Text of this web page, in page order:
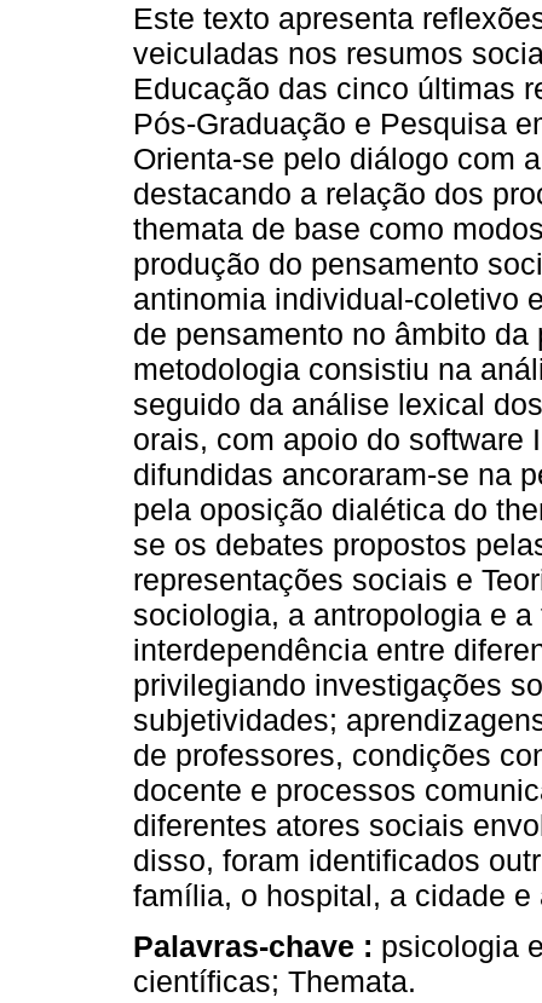
Este texto apresenta
veiculadas nos resumos
Educação das cinco últimas
Pós-Graduação e Pesquisa
Orienta-se pelo diálogo com
destacando a relação dos
themata de base como
produção do pensamento
antinomia individual-coletivo
de pensamento no âmbito
metodologia consistiu na
seguido da análise lexical
orais, com apoio do software
difundidas ancoraram-se na
pela oposição dialética do
se os debates propostos
representações sociais e
sociologia, a antropologia e
interdependência entre
privilegiando investigações
subjetividades;
de professores, condições
docente e processos
diferentes atores sociais
disso, foram identificados
família, o hospital, a cidade
Palavras-chave : psicologia
científicas; Themata.